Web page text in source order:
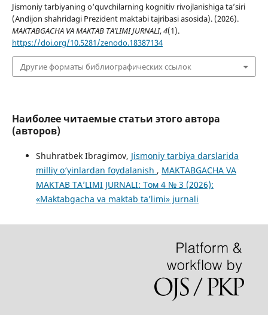
Jismoniy tarbiyaning o‘quvchilarning kognitiv rivojlanishiga ta’siri
(Andijon shahridagi Prezident maktabi tajribasi asosida). (2026).
MAKTABGACHA VA MAKTAB TA’LIMI JURNALI,4(1).
https://doi.org/10.5281/zenodo.18387134
Другие форматы библиографических ссылок
Наиболее читаемые статьи этого автора
(авторов)
Shuhratbek Ibragimov, Jismoniy tarbiya darslarida
milliy o‘yinlardan foydalanish , MAKTABGACHA VA
MAKTAB TA’LIMI JURNALI: Том 4 № 3 (2026):
«Maktabgacha va maktab ta’limi» jurnali